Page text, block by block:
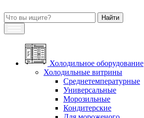
Холодильное оборудование
Холодильные витрины
Среднетемпературные
Универсальные
Морозильные
Кондитерские